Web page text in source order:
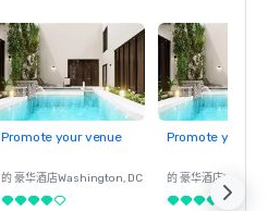
Promote your venue
的 豪华酒店Washington, DC
Promote your
的 豪华酒店